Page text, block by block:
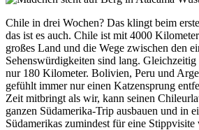
Chile in drei Wochen? Das klingt beim
das ist es auch. Chile ist mit 4000
großes Land und die Wege zwischen den
Sehenswürdigkeiten sind lang.
nur 180 Kilometer. Bolivien, Peru und
gefühlt immer nur einen Katzensprung
Zeit mitbringt als wir, kann seinen
ganzen Südamerika-Trip ausbauen und in
Südamerikas zumindest für eine Stippvisite